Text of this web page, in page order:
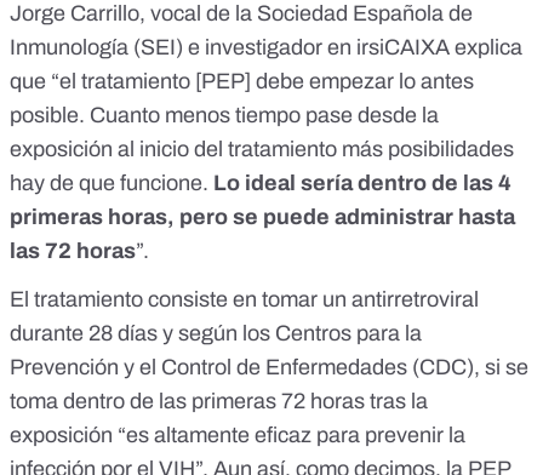
Jorge Carrillo, vocal de la Sociedad Española de
Inmunología (SEI) e investigador en irsiCAIXA explica
que “el tratamiento [PEP] debe empezar lo antes
posible. Cuanto menos tiempo pase desde la
exposición al inicio del tratamiento más posibilidades
hay de que funcione. Lo ideal sería dentro de las 4
primeras horas, pero se puede administrar hasta
las 72 horas”.
El tratamiento consiste en tomar un antirretroviral
durante 28 días y según los Centros para la
Prevención y el Control de Enfermedades (CDC), si se
toma dentro de las primeras 72 horas tras la
exposición “es altamente eficaz para prevenir la
infección por el VIH”. Aun así, como decimos, la PEP